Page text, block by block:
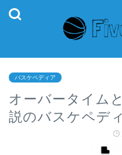
バスケペディア
オーバータイム
説のバスケペデ